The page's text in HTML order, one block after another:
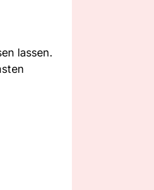
lassen.